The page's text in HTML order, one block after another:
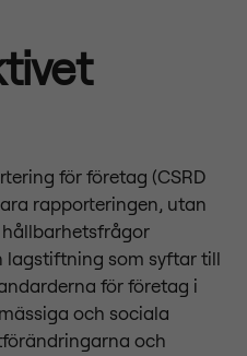
för företag (CSRD
rapporteringen, utan
lagstiftning som syftar till
för företag i
och sociala
och